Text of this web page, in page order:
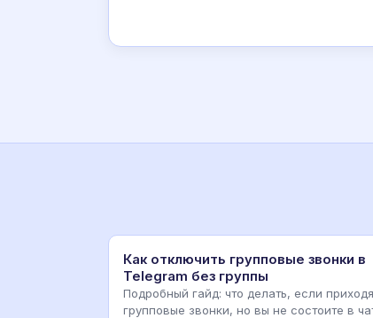
Как отключить групповые звонки в
Telegram без группы
Подробный гайд: что делать, если
групповые звонки, но вы не состоите в